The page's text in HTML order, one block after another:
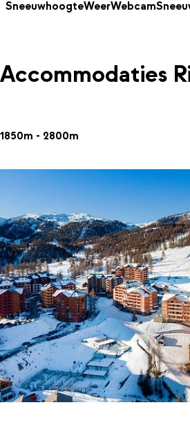
SneeuwhoogteWeerWebcam
Accommodaties
1850m - 2800m